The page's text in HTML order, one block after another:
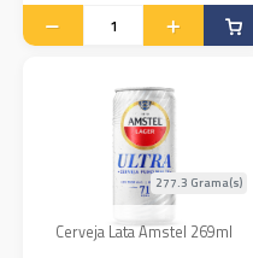
Cerveja Lata Amstel 269ml
277.3 Grama(s)